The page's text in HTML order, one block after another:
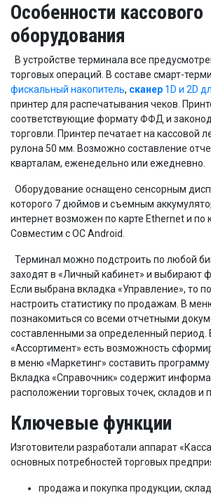
Особенности кассового
оборудования
В устройстве терминала все
торговых операций. В составе смарт-
фискальный накопитель, сканер 1D и 2D
принтер для распечатывания чеков.
соответствующие формату ФФД и
торговли. Принтер печатает на кассовой
рулона 50 мм. Возможно составление
кварталам, еженедельно или ежедневно.
Оборудование оснащено сенсорным
которого 7 дюймов и съемным
интернет возможен по карте Ethernet и по
Совместим с ОС Android.
Терминал можно подстроить по любой
заходят в «Личный кабинет» и выбирают
Если выбрана вкладка «Управление», то
настроить статистику по продажам. В
познакомиться со всеми отчетными
составленными за определенный период.
«Ассортимент» есть возможность
в меню «Маркетинг» составить программу
Вкладка «Справочник» содержит
расположении торговых точек, складов и
Ключевые функции
Изготовители разработали аппарат
основных потребностей торговых
продажа и покупка продукции,